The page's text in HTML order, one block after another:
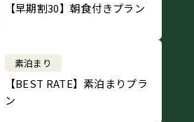
【早期割30】朝食付きプラン
素泊まり
【BEST RATE】素泊まりプラ
ン